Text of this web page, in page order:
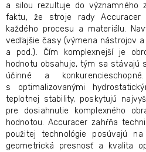
a silou rezultuje do významného
faktu, že stroje rady Accuracer
každého procesu a materiálu.
vedľajšie časy (výmena nástrojov
a pod.). Čím komplexnejší je
hodnotu obsahuje, tým sa stávajú
účinné a
s optimalizovanými
teplotnej stability, poskytujú
pre dosiahnutie komplexného
hodnotou. Accuracer zahŕňa
použitej technológie posúvajú
geometrická presnosť a kvalita